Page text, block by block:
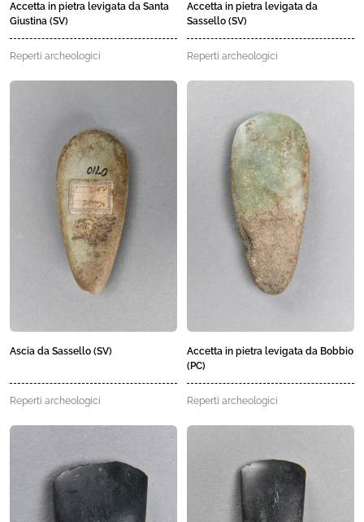
Accetta in pietra levigata da Santa
Giustina (SV)
Reperti archeologici
Accetta in pietra levigata da
Sassello (SV)
Reperti archeologici
Ascia da Sassello (SV)
Reperti archeologici
Accetta in pietra levigata da Bobbio
(PC)
Reperti archeologici